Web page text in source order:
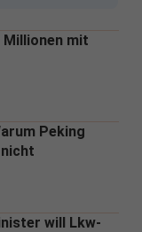
mit
Peking
will Lkw-